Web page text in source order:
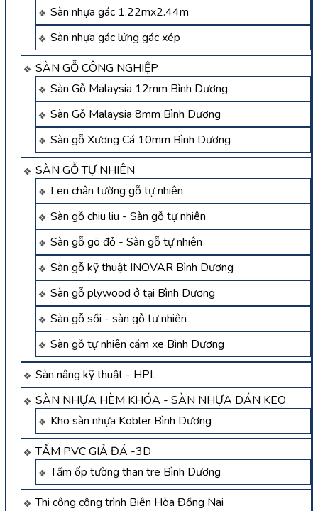
Sàn nhựa gác 1.22mx2.44m
Sàn nhựa gác lửng gác xép
SÀN GỖ CÔNG NGHIỆP
Sàn Gỗ Malaysia 12mm Bình Dương
Sàn Gỗ Malaysia 8mm Bình Dương
Sàn gỗ Xương Cá 10mm Bình Dương
SÀN GỖ TỰ NHIÊN
Len chân tường gỗ tự nhiên
Sàn gỗ chiu liu - Sàn gỗ tự nhiên
Sàn gỗ gõ đỏ - Sàn gỗ tự nhiên
Sàn gỗ kỹ thuật INOVAR Bình Dương
Sàn gỗ plywood ở tại Bình Dương
Sàn gỗ sồi - sàn gỗ tự nhiên
Sàn gỗ tự nhiên căm xe Bình Dương
Sàn nâng kỹ thuật - HPL
SÀN NHỰA HÈM KHÓA - SÀN NHỰA DÁN KEO
Kho sàn nhựa Kobler Bình Dương
TẤM PVC GIẢ ĐÁ -3D
Tấm ốp tường than tre Bình Dương
Thi công công trình Biên Hòa Đồng Nai